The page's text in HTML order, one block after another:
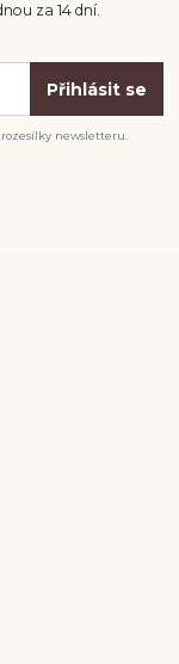
za 14 dní.
Přihlásit se
newsletteru.